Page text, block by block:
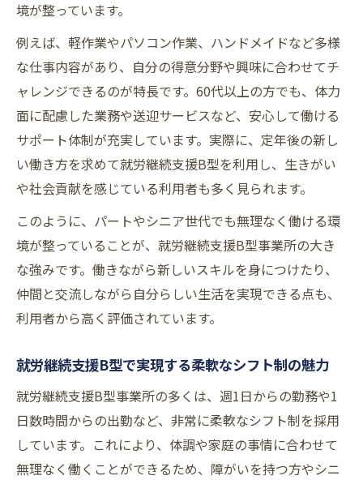
境が整っています。
例えば、軽作業やパソコン作業、ハンドメイドなど多様
な仕事内容があり、自分の得意分野や興味に合わせてチ
ャレンジできるのが特長です。60代以上の方でも、体力
面に配慮した業務や送迎サービスなど、安心して働ける
サポート体制が充実しています。実際に、定年後の新し
い働き方を求めて就労継続支援B型を利用し、生きがい
や社会貢献を感じている利用者も多く見られます。
このように、パートやシニア世代でも無理なく働ける環
境が整っていることが、就労継続支援B型事業所の大き
な強みです。働きながら新しいスキルを身につけたり、
仲間と交流しながら自分らしい生活を実現できる点も、
利用者から高く評価されています。
就労継続支援B型で実現する柔軟なシフト制の魅力
就労継続支援B型事業所の多くは、週1日からの勤務や1
日数時間からの出勤など、非常に柔軟なシフト制を採用
しています。これにより、体調や家庭の事情に合わせて
無理なく働くことができるため、障がいを持つ方やシニ